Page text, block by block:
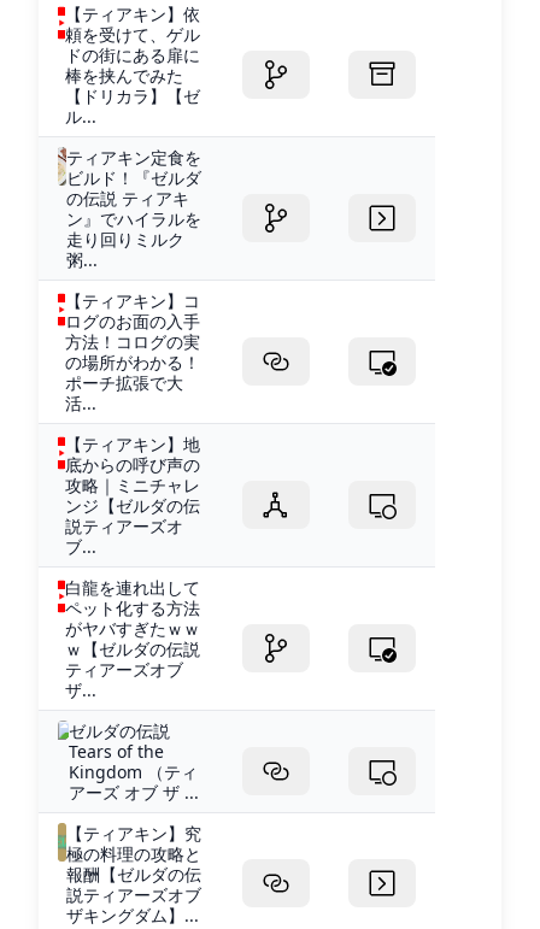
【ティアキン】依
頼を受けて、ゲル
ドの街にある扉に
棒を挟んでみた
【ドリカラ】【ゼ
ル...
ティアキン定食を
ビルド！『ゼルダ
の伝説 ティアキ
ン』でハイラルを
走り回りミルク
粥...
【ティアキン】コ
ログのお面の入手
方法！コログの実
の場所がわかる！
ポーチ拡張で大
活...
【ティアキン】地
底からの呼び声の
攻略｜ミニチャレ
ンジ【ゼルダの伝
説ティアーズオ
ブ...
白龍を連れ出して
ペット化する方法
がヤバすぎたｗｗ
ｗ【ゼルダの伝説
ティアーズオブ
ザ...
ゼルダの伝説
Tears of the
Kingdom （ティ
アーズ オブ ザ ...
【ティアキン】究
極の料理の攻略と
報酬【ゼルダの伝
説ティアーズオブ
ザキングダム】...